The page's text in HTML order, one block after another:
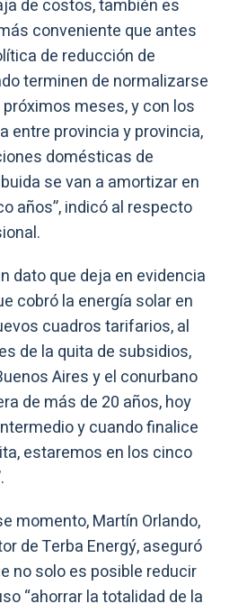
de costos, también es
conveniente que antes
de reducción de
terminen de normalizarse
meses, y con los
entre provincia y provincia,
domésticas de
se van a amortizar en
años”, indicó al respecto
dato que deja en evidencia
cobró la energía solar en
cuadros tarifarios, al
de la quita de subsidios,
Aires y el conurbano
de más de 20 años, hoy
y cuando finalice
estaremos en los cinco
momento, Martín Orlando,
de Terba Energý, aseguró
no solo es posible reducir
“ahorrar la totalidad de la